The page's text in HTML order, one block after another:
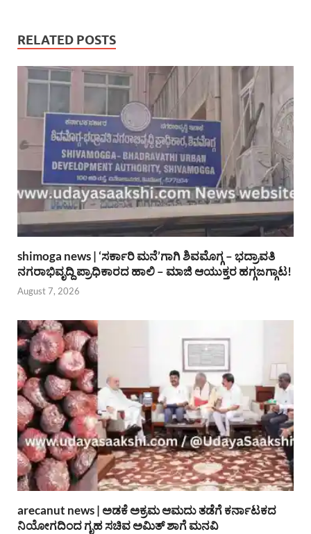
RELATED POSTS
shimoga news | ‘ಸರ್ಕಾರಿ ಮನೆ’ಗಾಗಿ ಶಿವಮೊಗ್ಗ – ಭದ್ರಾವತಿ
ನಗರಾಭಿವೃದ್ದಿ ಪ್ರಾಧಿಕಾರದ ಹಾಲಿ – ಮಾಜಿ ಆಯುಕ್ತರ ಹಗ್ಗಜಗ್ಗಾಟ!
August 7, 2026
arecanut news | ಅಡಕೆ ಅಕ್ರಮ ಆಮದು ತಡೆಗೆ ಕರ್ನಾಟಕದ
ನಿಯೋಗದಿಂದ ಗೃಹ ಸಚಿವ ಅಮಿತ್ ಶಾಗೆ ಮನವಿ